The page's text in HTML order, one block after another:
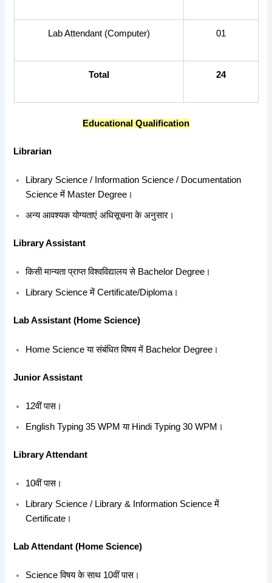
Lab Attendant (Computer) 01
Total 24
Educational Qualification
Librarian
Library Science / Information Science / Documentation
Science में Master Degree।
अन्य आवश्यक योग्यताएं अधिसूचना के अनुसार।
Library Assistant
किसी मान्यता प्राप्त विश्वविद्यालय से Bachelor Degree।
Library Science में Certificate/Diploma।
Lab Assistant (Home Science)
Home Science या संबंधित विषय में Bachelor Degree।
Junior Assistant
12वीं पास।
English Typing 35 WPM या Hindi Typing 30 WPM।
Library Attendant
10वीं पास।
Library Science / Library & Information Science में
Certificate।
Lab Attendant (Home Science)
Science विषय के साथ 10वीं पास।